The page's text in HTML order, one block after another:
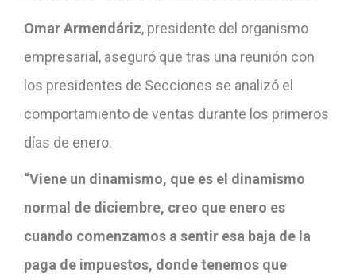
Omar Armendáriz, presidente del organismo
empresarial, aseguró que tras una reunión con
los presidentes de Secciones se analizó el
comportamiento de ventas durante los primeros
días de enero.
“Viene un dinamismo, que es el dinamismo
normal de diciembre, creo que enero es
cuando comenzamos a sentir esa baja de la
paga de impuestos, donde tenemos que